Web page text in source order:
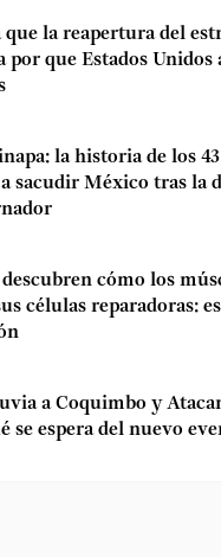
la reapertura del
por que Estados Unidos
la historia de los
sacudir México tras la
cómo los
células reparadoras:
a Coquimbo y
se espera del nuevo